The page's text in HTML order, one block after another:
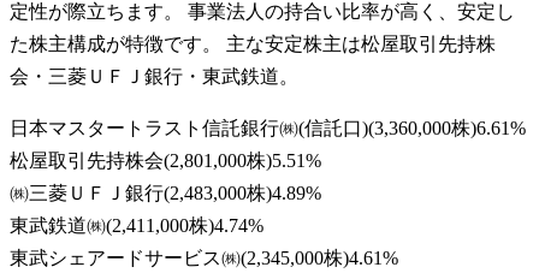
定性が際立ちます。 事業法人の持合い比率が高く、安定し
た株主構成が特徴です。 主な安定株主は松屋取引先持株
会・三菱ＵＦＪ銀行・東武鉄道。
日本マスタートラスト信託銀行㈱(信託口)(3,360,000株)6.61%
松屋取引先持株会(2,801,000株)5.51%
㈱三菱ＵＦＪ銀行(2,483,000株)4.89%
東武鉄道㈱(2,411,000株)4.74%
東武シェアードサービス㈱(2,345,000株)4.61%